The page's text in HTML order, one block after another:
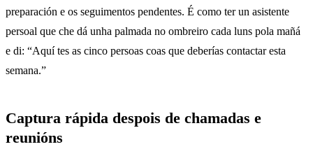
preparación e os seguimentos pendentes. É como ter un asistente
persoal que che dá unha palmada no ombreiro cada luns pola mañá
e di: “Aquí tes as cinco persoas coas que deberías contactar esta
semana.”
Captura rápida despois de chamadas e
reunións